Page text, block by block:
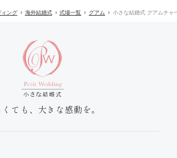
ィング 海外結婚式 式場一覧 グアム 小さな結婚式 グアムチャ
くても、大きな感動を。